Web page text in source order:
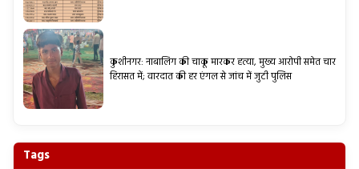
कुशीनगर: नाबालिग की चाकू मारकर हत्या, मुख्य आरोपी समेत चार
हिरासत में; वारदात की हर एंगल से जांच में जुटी पुलिस
Tags